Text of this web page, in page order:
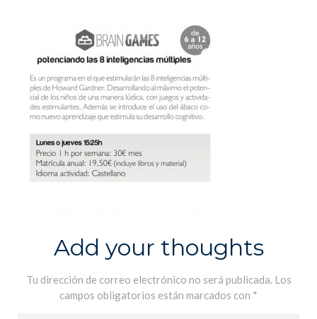
Add your thoughts
Tu dirección de correo electrónico no será publicada. Los
campos obligatorios están marcados con *